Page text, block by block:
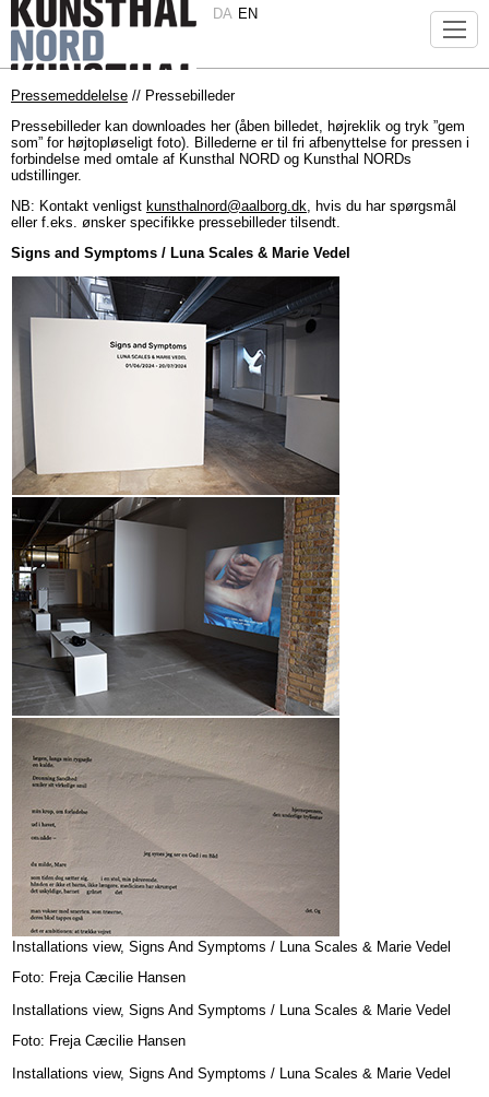
DA EN
Pressemeddelelse // Pressebilleder
Pressebilleder kan downloades her (åben billedet, højreklik og tryk ”gem
som” for højtopløseligt foto). Billederne er til fri afbenyttelse for pressen i
forbindelse med omtale af Kunsthal NORD og Kunsthal NORDs
udstillinger.
NB: Kontakt venligst kunsthalnord@aalborg.dk, hvis du har spørgsmål
eller f.eks. ønsker specifikke pressebilleder tilsendt.
Signs and Symptoms / Luna Scales & Marie Vedel
Installations view, Signs And Symptoms / Luna Scales & Marie Vedel
Foto: Freja Cæcilie Hansen
Installations view, Signs And Symptoms / Luna Scales & Marie Vedel
Foto: Freja Cæcilie Hansen
Installations view, Signs And Symptoms / Luna Scales & Marie Vedel